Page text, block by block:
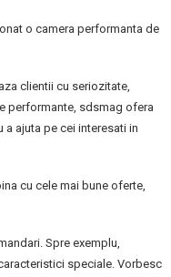
o camera performanta de
clientii cu seriozitate,
performante, sdsmag ofera
ajuta pe cei interesati in
cu cele mai bune oferte,
Spre exemplu,
speciale. Vorbesc